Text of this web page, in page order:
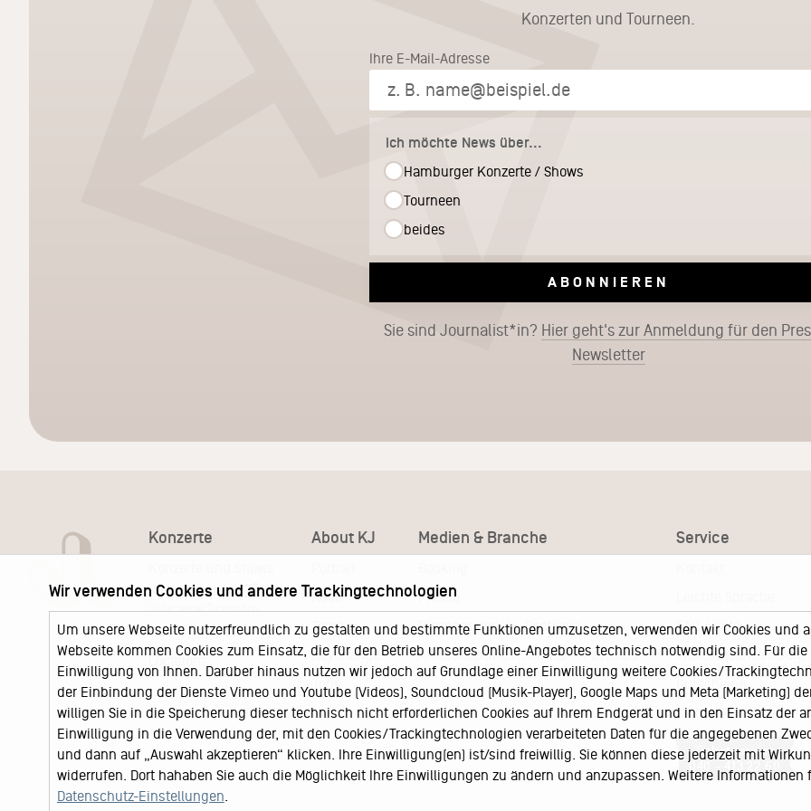
Konzerten und Tourneen.
Ihre E-Mail-Adresse
Ich möchte News über...
Hamburger Konzerte / Shows
Tourneen
beides
ABONNIEREN
Sie sind Journalist*in? Hier geht's zur Anmeldung für den
Newsletter
Konzerte
KJ Ticketshop
Unser neuer Ticketshop
News
Locations
About KJ
KJ60
Team
Keychange
Jobs
Medien & Branche
Presse
Pressematerial – Festivals
Akkreditierungsformular – Festivals
Service
FAQ / Hilfe
Ticketshop Hamburg
Gutscheine
Callback-Service
Ticketservice
040 - 413 22 60
Wir verwenden Cookies und andere Trackingtechnologien
Um unsere Webseite nutzerfreundlich zu gestalten und bestimmte Funktionen umzusetzen, verwenden wir Cookies und
Webseite kommen Cookies zum Einsatz, die für den Betrieb unseres Online-Angebotes technisch notwendig sind. Für
Einwilligung von Ihnen. Darüber hinaus nutzen wir jedoch auf Grundlage einer Einwilligung weitere Cookies/
der Einbindung der Dienste Vimeo und Youtube (Videos), Soundcloud (Musik-Player), Google Maps und Meta (Marketing)
willigen Sie in die Speicherung dieser technisch nicht erforderlichen Cookies auf Ihrem Endgerät und in den Einsatz der
Einwilligung in die Verwendung der, mit den Cookies/Trackingtechnologien verarbeiteten Daten für die angegebenen
und dann auf „Auswahl akzeptieren“ klicken. Ihre Einwilligung(en) ist/sind freiwillig. Sie können diese jederzeit mit
widerrufen. Dort hahaben Sie auch die Möglichkeit Ihre Einwilligungen zu ändern und anzupassen. Weitere
Datenschutz-Einstellungen